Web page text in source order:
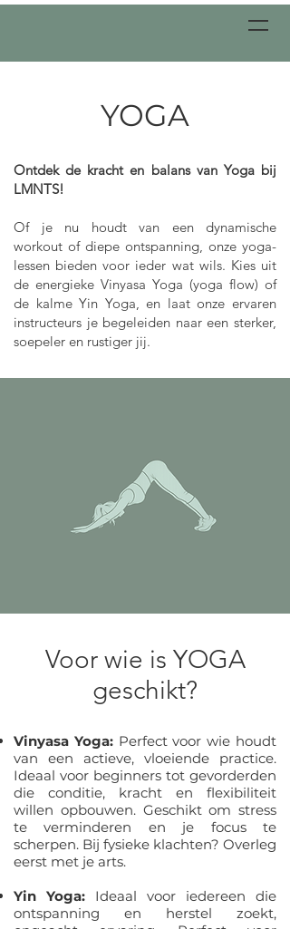
YOGA
Ontdek de kracht en balans van Yoga bij
LMNTS!
Of je nu houdt van een dynamische
workout of diepe ontspanning, onze yoga-
lessen bieden voor ieder wat wils. Kies uit
de energieke Vinyasa Yoga (yoga flow) of
de kalme Yin Yoga, en laat onze ervaren
instructeurs je begeleiden naar een sterker,
soepeler en rustiger jij.
Voor wie is YOGA
geschikt?
Vinyasa Yoga: Perfect voor wie houdt
van een actieve, vloeiende practice.
Ideaal voor beginners tot gevorderden
die conditie, kracht en flexibiliteit
willen opbouwen. Geschikt om stress
te verminderen en je focus te
scherpen. Bij fysieke klachten? Overleg
eerst met je arts.
Yin Yoga: Ideaal voor iedereen die
ontspanning en herstel zoekt,